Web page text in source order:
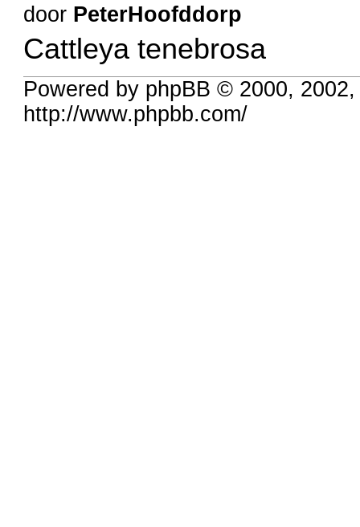
door PeterHoofddorp
Cattleya tenebrosa
Powered by phpBB © 2000,
http://www.phpbb.com/